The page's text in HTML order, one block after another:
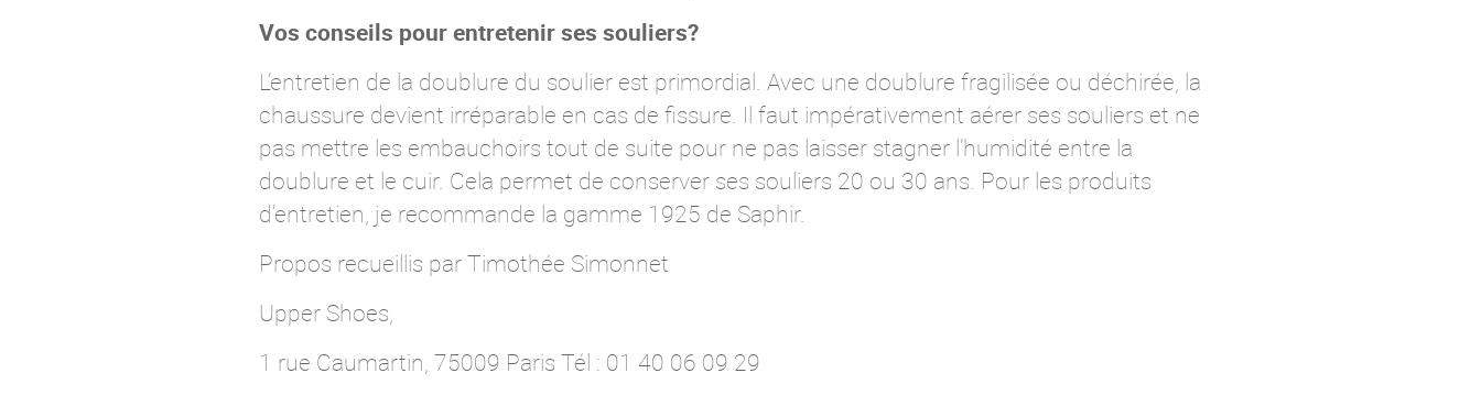
Vos conseils pour entretenir ses souliers?
L’entretien de la doublure du soulier est primordial. Avec une doublure fragilisée ou déchirée, la
chaussure devient irréparable en cas de fissure. Il faut impérativement aérer ses souliers et ne
pas mettre les embauchoirs tout de suite pour ne pas laisser stagner l’humidité entre la
doublure et le cuir. Cela permet de conserver ses souliers 20 ou 30 ans. Pour les produits
d’entretien, je recommande la gamme 1925 de Saphir.
Propos recueillis par Timothée Simonnet
Upper Shoes,
1 rue Caumartin, 75009 Paris Tél : 01 40 06 09 29